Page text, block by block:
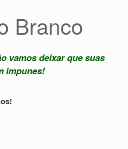
Branco
vamos deixar que suas
impunes!